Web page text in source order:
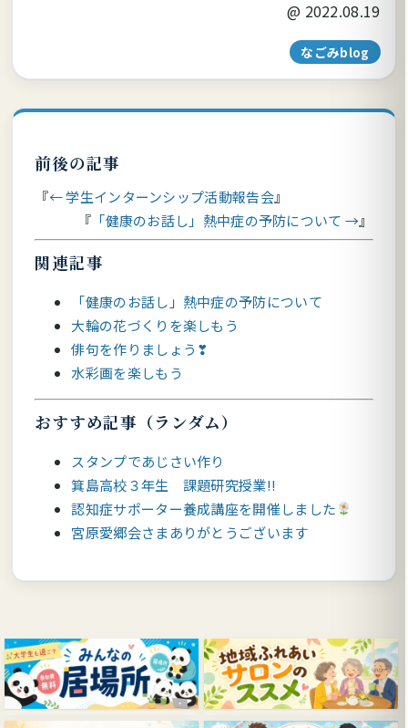
@ 2022.08.19
なごみblog
前後の記事
← 学生インターンシップ活動報告会
「健康のお話し」熱中症の予防について →
関連記事
「健康のお話し」熱中症の予防について
大輪の花づくりを楽しもう
俳句を作りましょう❣
水彩画を楽しもう
おすすめ記事（ランダム）
スタンプであじさい作り
箕島高校３年生 課題研究授業!!
認知症サポーター養成講座を開催しました
宮原愛郷会さまありがとうございます